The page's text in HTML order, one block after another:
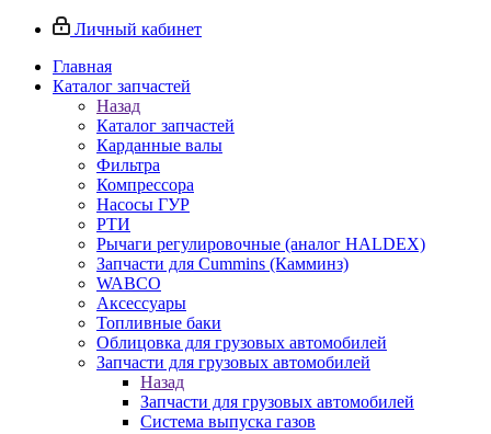
Личный кабинет
Главная
Каталог запчастей
Назад
Каталог запчастей
Карданные валы
Фильтра
Компрессора
Насосы ГУР
РТИ
Рычаги регулировочные (аналог HALDEX)
Запчасти для Cummins (Камминз)
WABCO
Аксессуары
Топливные баки
Облицовка для грузовых автомобилей
Запчасти для грузовых автомобилей
Назад
Запчасти для грузовых автомобилей
Система выпуска газов